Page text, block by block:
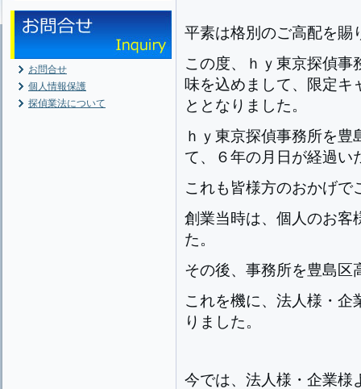
お問合せ
個人情報保護
探偵業法について
平素は格別のご高配を賜
この度、ｈｙ東京探偵
味を込めまして、限定キ
ととなりました。
ｈｙ東京探偵事務所を
て、６年の月日が経過い
これも皆様方のおかげで
創業当時は、個人のお客
た。
その後、事務所を豊島区
これを機に、法人様・企
りました。
今では、法人様・企業様